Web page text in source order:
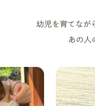
幼児を育てなが
あの人